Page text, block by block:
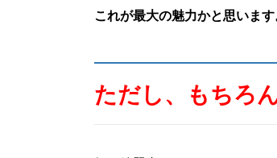
これが最大の魅力かと思います
ただし、もちろ